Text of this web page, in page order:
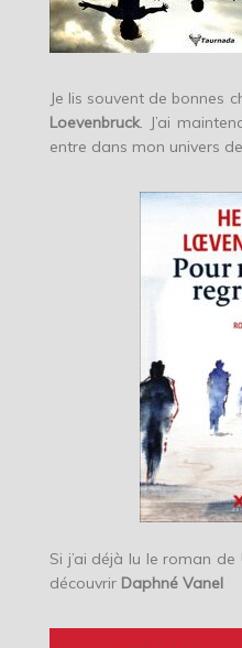
Je lis souvent de bonnes
Loevenbruck. J’ai
entre dans mon univers
Si j’ai déjà lu le roman de
découvrir Daphné Vanel